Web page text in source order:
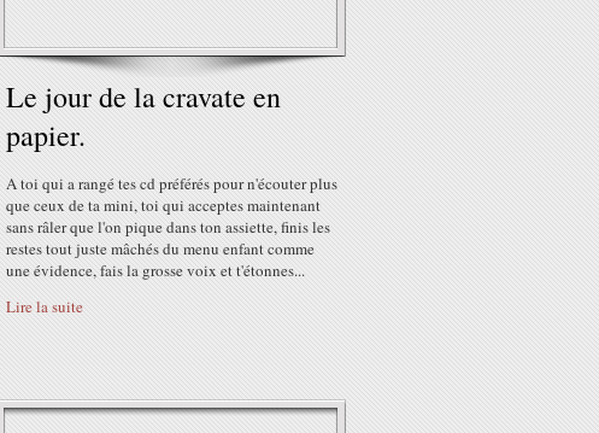
Le jour de la cravate en
papier.
A toi qui a rangé tes cd préférés pour n'écouter plus
que ceux de ta mini, toi qui acceptes maintenant
sans râler que l'on pique dans ton assiette, finis les
restes tout juste mâchés du menu enfant comme
une évidence, fais la grosse voix et t'étonnes...
Lire la suite